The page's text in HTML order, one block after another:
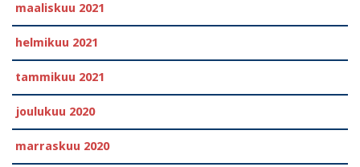
maaliskuu 2021
helmikuu 2021
tammikuu 2021
joulukuu 2020
marraskuu 2020